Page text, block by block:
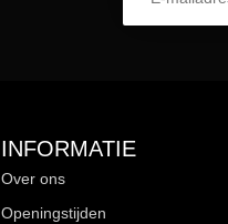
INFORMATIE
Over ons
Openingstijden